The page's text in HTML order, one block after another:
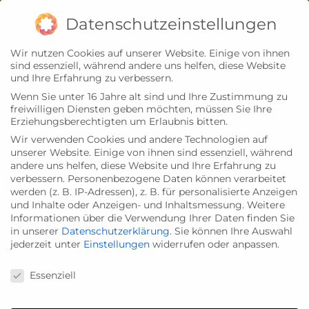
springen
Impressum Datenschutz
Datenschutzeinstellungen
Wir nutzen Cookies auf unserer Website. Einige von ihnen
sind essenziell, während andere uns helfen, diese Website
und Ihre Erfahrung zu verbessern.
Wenn Sie unter 16 Jahre alt sind und Ihre Zustimmung zu
freiwilligen Diensten geben möchten, müssen Sie Ihre
Erziehungsberechtigten um Erlaubnis bitten.
Wir verwenden Cookies und andere Technologien auf
unserer Website. Einige von ihnen sind essenziell, während
andere uns helfen, diese Website und Ihre Erfahrung zu
verbessern. Personenbezogene Daten können verarbeitet
werden (z. B. IP-Adressen), z. B. für personalisierte Anzeigen
und Inhalte oder Anzeigen- und Inhaltsmessung. Weitere
Informationen über die Verwendung Ihrer Daten finden Sie
in unserer Datenschutzerklärung. Sie können Ihre Auswahl
jederzeit unter Einstellungen widerrufen oder anpassen.
Essenziell